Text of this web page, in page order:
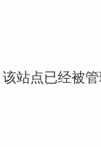
站点已经被